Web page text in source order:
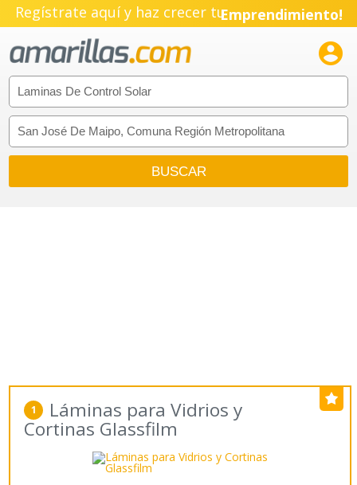
Regístrate aquí y haz crecer tuEmprendimiento!

1 Láminas para Vidrios y
Cortinas Glassfilm